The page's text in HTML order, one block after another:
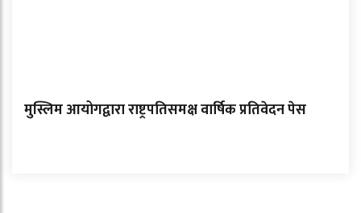
मुस्लिम आयोगद्वारा राष्ट्रपतिसमक्ष वार्षिक प्रतिवेदन पेस